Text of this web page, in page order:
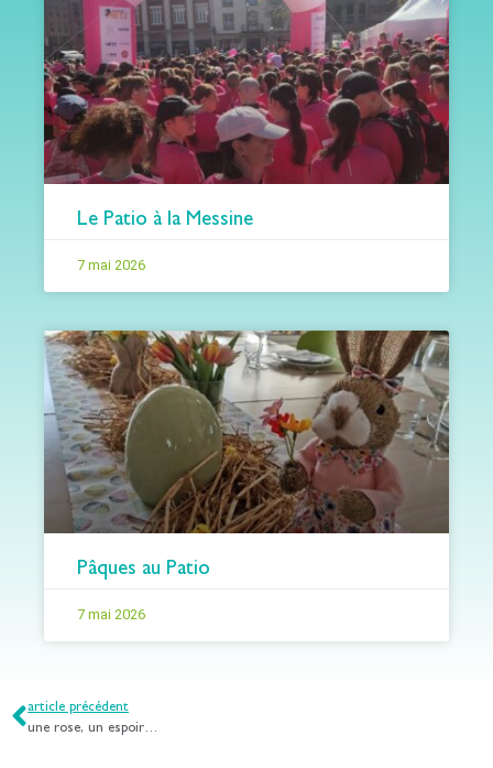
Le Patio à la Messine
7 mai 2026
Pâques au Patio
7 mai 2026
article précédent
une rose, un espoir…